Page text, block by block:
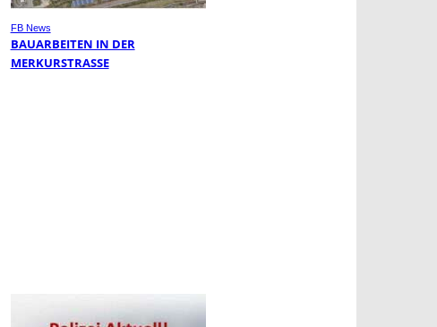
FB News
BAUARBEITEN IN DER
MERKURSTRASSE